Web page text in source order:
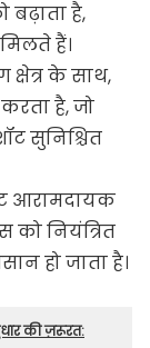
बढ़ाता है,
हैं।
क्षेत्र के साथ,
है, जो
सुनिश्चित
आरामदायक
को नियंत्रित
हो जाता है।
की ज़रूरत: